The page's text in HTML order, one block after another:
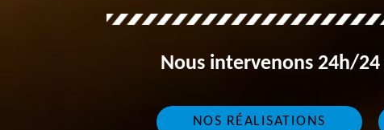
Nous intervenons 24h/
NOS RÉALISATIONS